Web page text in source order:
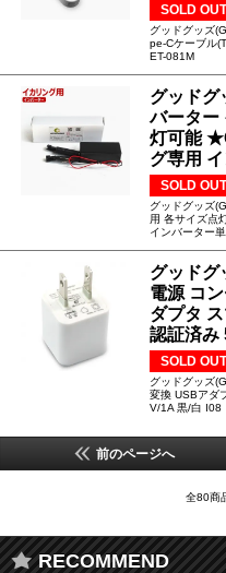
SOLD OUT
グッドグッズ
pe-Cケーブル
ET-081M
グッドグ
バーター
灯可能
グ専用
SOLD OUT
グッドグッズ
用 各サイズ点
インバーター
グッドグ
電源 コ
ダプタ
認証済み
SOLD OUT
グッドグッズ
変換 USBアダ
V/1A 黒/白 I08
前のページへ
全80商
RECOMMEND